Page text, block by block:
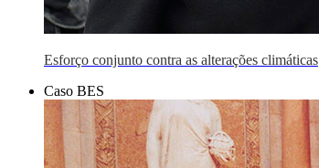
Esforço conjunto contra as alterações climáticas
Caso BES